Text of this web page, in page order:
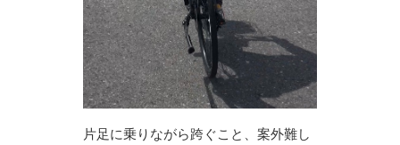
片足に乗りながら跨ぐこと、案外難し